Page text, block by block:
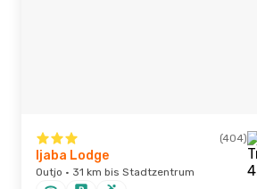
(404)
Ijaba Lodge
Outjo · 31 km bis Stadtzentrum